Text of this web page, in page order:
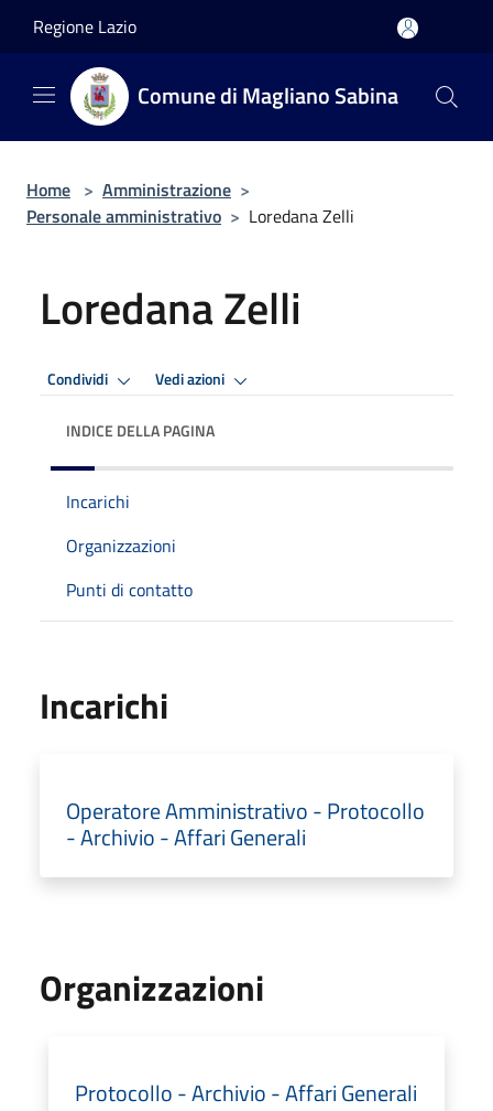
Regione Lazio
Comune di Magliano Sabina
Home > Amministrazione >
Personale amministrativo > Loredana Zelli
Loredana Zelli
Condividi Vedi azioni
INDICE DELLA PAGINA
Incarichi
Organizzazioni
Punti di contatto
Incarichi
Operatore Amministrativo - Protocollo
- Archivio - Affari Generali
Organizzazioni
Protocollo - Archivio - Affari Generali